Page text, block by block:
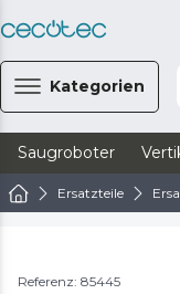
Kategorien
Saugroboter
Ersatzteile
Referenz: 85445